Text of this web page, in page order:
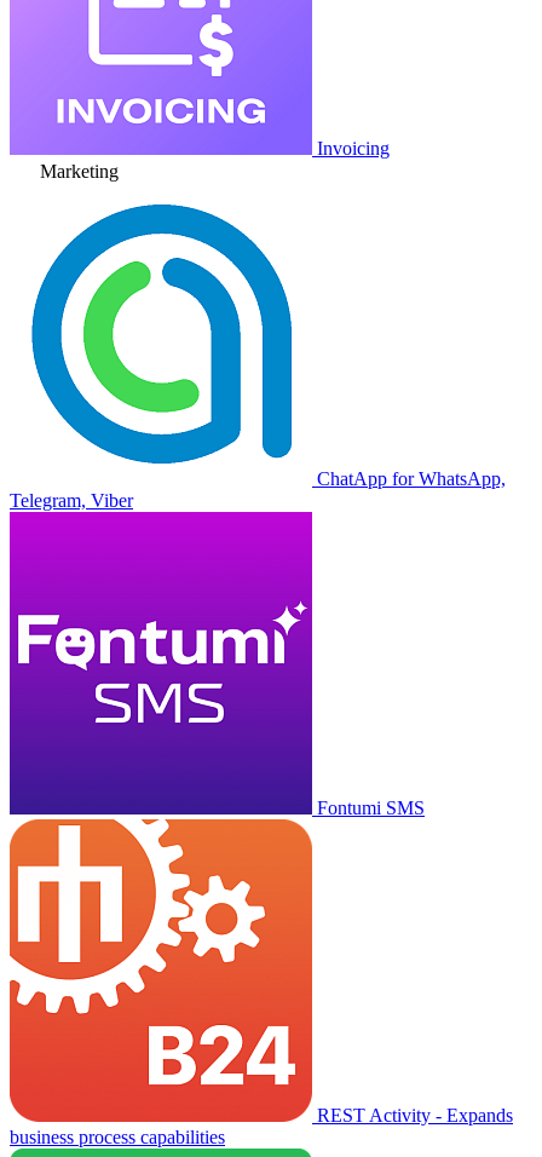
Invoicing
Marketing
ChatApp for WhatsApp,
Telegram, Viber
Fontumi SMS
REST Activity - Expands
business process capabilities